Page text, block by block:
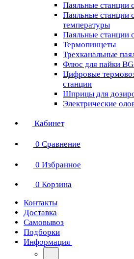
Паяльные станции
Паяльные станции
температуры
Паяльные станции
Термопинцеты
Трехканальные
Флюс для пайки
Цифровые
станции
Шприцы для
Электрические
Кабинет
0 Сравнение
0 Избранное
0 Корзина
Контакты
Доставка
Самовывоз
Подборки
Информация